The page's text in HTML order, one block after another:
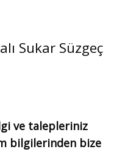
Sukar Süzgeç
ve talepleriniz
bilgilerinden bize